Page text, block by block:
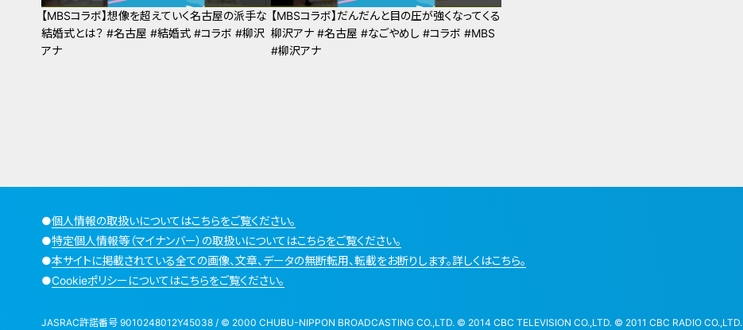
【MBSコラボ】想像を超えていく名古屋の派手な
結婚式とは？ #名古屋 #結婚式 #コラボ #柳沢
アナ
【MBSコラボ】だんだんと目の圧が強くなってくる
柳沢アナ #名古屋 #なごやめし #コラボ #MBS
#柳沢アナ
●個人情報の取扱いについてはこちらをご覧ください。
●特定個人情報等（マイナンバー）の取扱いについてはこちらをご覧ください。
●本サイトに掲載されている全ての画像、文章、データの無断転用、転載をお断りします。詳しくはこちら。
●Cookieポリシーについてはこちらをご覧ください。
JASRAC許諾番号 9010248012Y45038 / © 2000 CHUBU-NIPPON BROADCASTING CO.,LTD. © 2014 CBC TELEVISION CO.,LTD. © 2011 CBC RADIO CO.,LTD.